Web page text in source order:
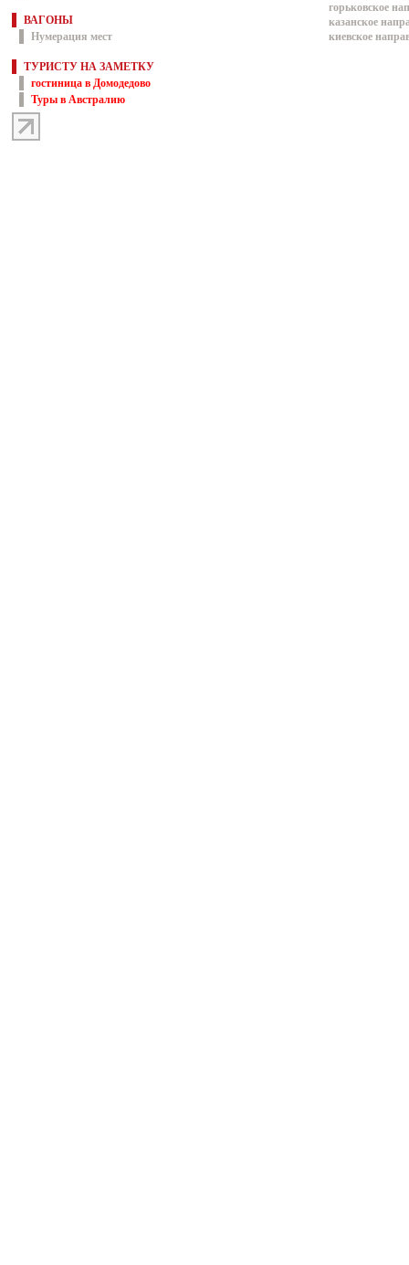
ВАГОНЫ
Нумерация мест
ТУРИСТУ НА ЗАМЕТКУ
гостиница в Домодедово
Туры в Австралию
горьковское
казанское
киевское